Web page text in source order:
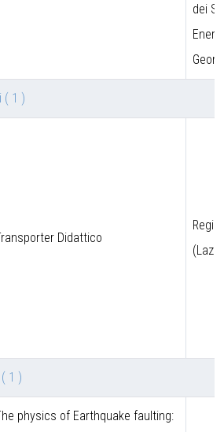
dei
( 1 )
Didattico
( 1 )
physics of Earthquake faulting: